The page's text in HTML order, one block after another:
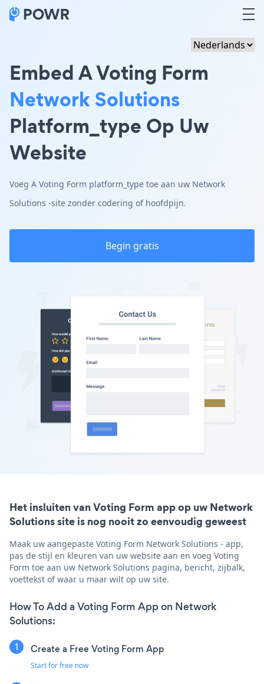
Embed A Voting Form
Network Solutions
Platform_type Op Uw
Website
Voeg A Voting Form platform_type toe aan uw Network
Solutions -site zonder codering of hoofdpijn.
Begin gratis
Het insluiten van Voting Form app op uw Network
Solutions site is nog nooit zo eenvoudig geweest
Maak uw aangepaste Voting Form Network Solutions - app,
pas de stijl en kleuren van uw website aan en voeg Voting
Form toe aan uw Network Solutions pagina, bericht, zijbalk,
voettekst of waar u maar wilt op uw site.
How To Add a Voting Form App on Network
Solutions:
Create a Free Voting Form App
Start for free now